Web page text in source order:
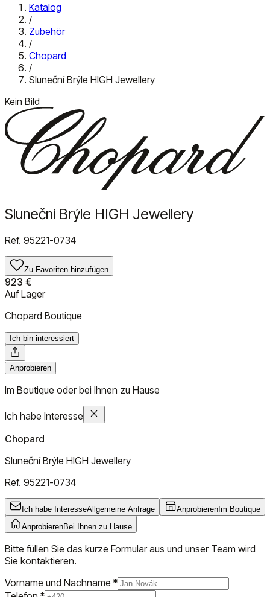
Katalog
/
Zubehör
/
Chopard
/
Sluneční Brýle HIGH Jewellery
Kein Bild
Sluneční Brýle HIGH Jewellery
Ref. 95221-0734
Zu Favoriten hinzufügen
923 €
Auf Lager
Chopard Boutique
Ich bin interessiert
Anprobieren
Im Boutique oder bei Ihnen zu Hause
Ich habe Interesse
Chopard
Sluneční Brýle HIGH Jewellery
Ref. 95221-0734
Ich habe InteresseAllgemeine Anfrage Anprobieren Im Boutique
AnprobierenBei Ihnen zu Hause
Bitte füllen Sie das kurze Formular aus und unser Team wird
Sie kontaktieren.
Vorname und Nachname *